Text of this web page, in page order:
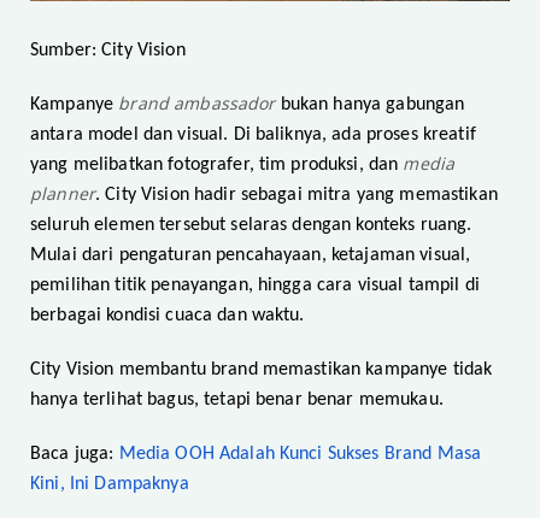
Sumber: City Vision
Kampanye brand ambassador bukan hanya gabungan
antara model dan visual. Di baliknya, ada proses kreatif
yang melibatkan fotografer, tim produksi, dan media
planner. City Vision hadir sebagai mitra yang memastikan
seluruh elemen tersebut selaras dengan konteks ruang.
Mulai dari pengaturan pencahayaan, ketajaman visual,
pemilihan titik penayangan, hingga cara visual tampil di
berbagai kondisi cuaca dan waktu.
City Vision membantu brand memastikan kampanye tidak
hanya terlihat bagus, tetapi benar benar memukau.
Baca juga: Media OOH Adalah Kunci Sukses Brand Masa
Kini, Ini Dampaknya